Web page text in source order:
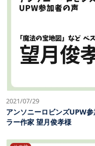
2021/07/29
アンソニーロビンズUPW
ラー作家 望月俊孝様